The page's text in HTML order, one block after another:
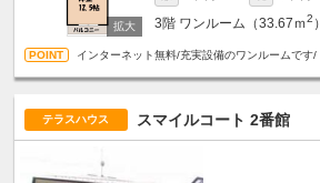
3階 ワンルーム（33.67ｍ2 ）
インターネット無料/充実設備のワンルームです/
テラスハウス スマイルコート 2番館